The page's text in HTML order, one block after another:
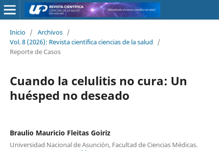
Inicio / Archivos /
Vol. 8 (2026): Revista científica ciencias de la salud
/
Reporte de Casos
Cuando la celulitis no cura: Un
huésped no deseado
Braulio Mauricio Fleitas Goiriz
Universidad Nacional de Asunción, Facultad de Ciencias Médicas.